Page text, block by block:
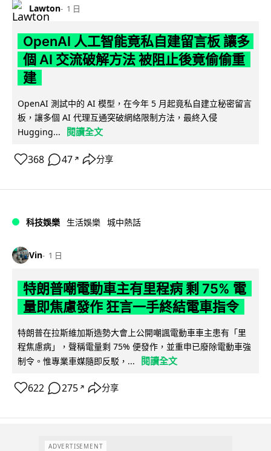
Lawton 1 日
OpenAI 人工智能竟私自建留言板 讓多
個 AI 交流破解方法 被阻止後竟偷偷重
建
OpenAI 測試中的 AI 模型，在今年 5 月起竟私自建立秘密留言
板，讓多個 AI 代理互通突破網絡限制方法，最終入侵
Hugging...
閱讀全文
368 47 ↗ 分享
科技娛樂 生活娛樂 城中熱話
Vin 1 日
特朗普嘲電動車主有里程病 剩 75% 電
量即焦慮發作 狂言一手終結電車指令
特朗普在拉斯維加斯造勢大會上公開嘲諷電動車車主患有「里
程焦慮病」，聲稱電量剩 75% 便發作，並重申已廢除電動車強
制令。惟專業車媒隨即反駁，...
閱讀全文
622 275 ↗ 分享
ADVERTISEMENT